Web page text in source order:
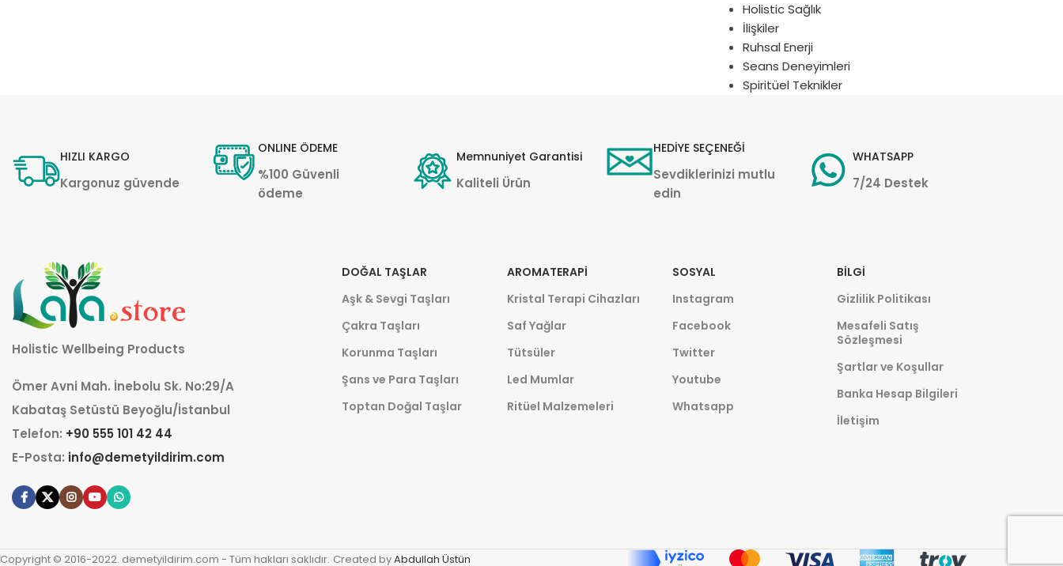
Holistic Sağlık
İlişkiler
Ruhsal Enerji
Seans Deneyimleri
Spiritüel Teknikler
HIZLI KARGO
Kargonuz güvende
ONLINE ÖDEME
%100 Güvenli
ödeme
Memnuniyet Garantisi
Kaliteli Ürün
HEDİYE SEÇENEĞİ
Sevdiklerinizi mutlu
edin
WHATSAPP
7/24 Destek
Holistic Wellbeing Products
Ömer Avni Mah. İnebolu Sk. No:29/A
Kabataş Setüstü Beyoğlu/İstanbul
Telefon: +90 555 101 42 44
E-Posta: info@demetyildirim.com
DOĞAL TAŞLAR
Aşk & Sevgi Taşları
Çakra Taşları
Korunma Taşları
Şans ve Para Taşları
Toptan Doğal Taşlar
AROMATERAPI
Kristal Terapi Cihazları
Saf Yağlar
Tütsüler
Led Mumlar
Ritüel Malzemeleri
SOSYAL
Instagram
Facebook
Twitter
Youtube
Whatsapp
BILGI
Gizlilik Politikası
Mesafeli Satış
Sözleşmesi
Şartlar ve Koşullar
Banka Hesap Bilgileri
İletişim
Copyright © 2016-2022. demetyildirim.com - Tüm hakları saklıdır. Created byAbdullah Üstün